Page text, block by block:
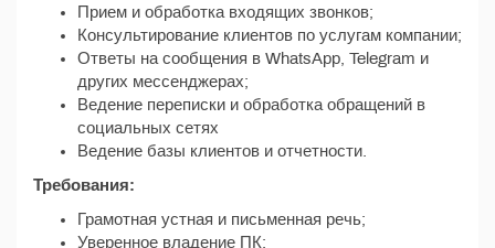
Прием и обработка входящих звонков;
Консультирование клиентов по услугам компании;
Ответы на сообщения в WhatsApp, Telegram и
других мессенджерах;
Ведение переписки и обработка обращений в
социальных сетях
Ведение базы клиентов и отчетности.
Требования:
Грамотная устная и письменная речь;
Уверенное владение ПК;